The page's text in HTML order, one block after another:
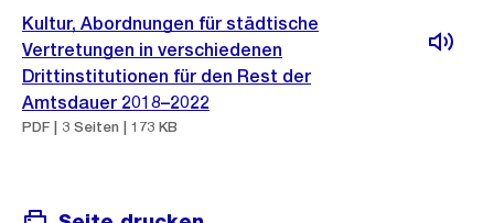
Kultur, Abordnungen für städtische
Vertretungen in verschiedenen
Drittinstitutionen für den Rest der
Amtsdauer 2018–2022
PDF | 3 Seiten | 173 KB